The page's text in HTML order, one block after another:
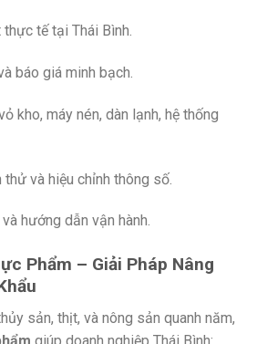
thực tế tại Thái Bình.
báo giá minh bạch.
kho, máy nén, dàn lạnh, hệ thống
thử và hiệu chỉnh thông số.
và hướng dẫn vận hành.
Phẩm – Giải Pháp Nâng
sản, thịt, và nông sản quanh năm,